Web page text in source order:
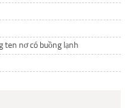
ten nơ có buồng lạnh